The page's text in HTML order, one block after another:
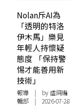
Nolan斥AI為
「透明的特洛
伊木馬」樂見
年輕人持懷疑
態度 「保持警
惕才能善用新
技術」
報導 | by 虛詞編
輯部 | 2026-07-28